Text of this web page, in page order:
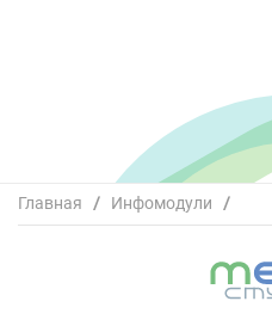
Главная / Инфомодули
/
ОНКОДЕБАТЫ В